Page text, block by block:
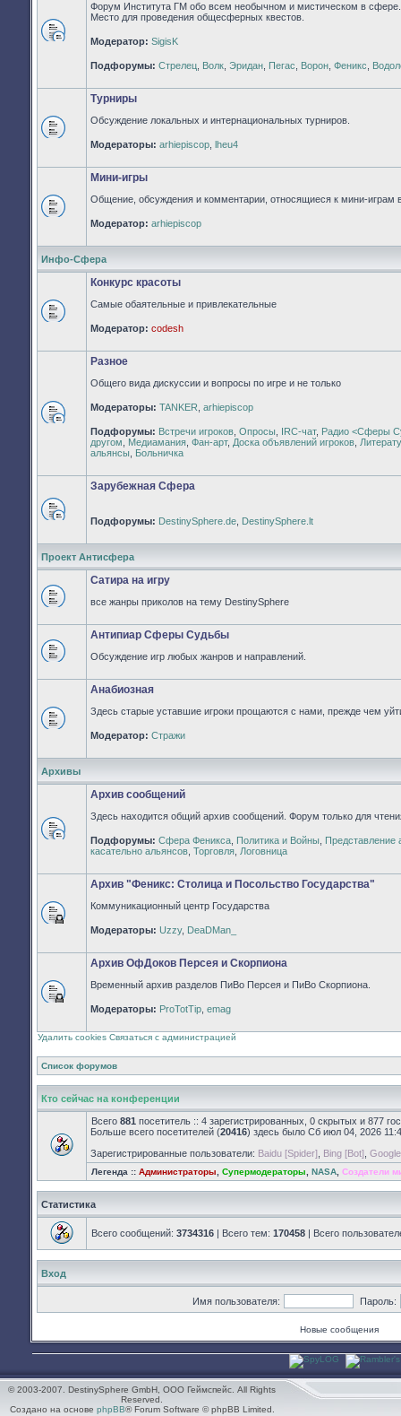
Нет
сообщений
Форум Института ГМ обо всем необычном и мистическом в сфере.
Место для проведения общесферных квестов.
Модератор: SigisK
Подфорумы: Стрелец Волк Эридан Пегас Ворон Феникс
Нет
непрочитанных
Турниры
Обсуждение локальных и интернациональных турниров.
Модераторы: arhiepiscop lheu4
Нет
непрочитанных
Мини-игры
Общение, обсуждения и комментарии, относящиеся к мини-играм
Модератор: arhiepiscop
Инфо-Сфера
Нет
непрочитанных
Конкурс красоты
Самые обаятельные и привлекательные
Модератор: codesh
Нет
непрочитанных
сообщений
Разное
Общего вида дискуссии и вопросы по игре и не только
Модераторы: TANKER arhiepiscop
Подфорумы: Встречи игроков Опросы IRC-чат, Радио <Сферы
другом
Медиамания Фан-арт, Доска объявлений игроков
альянсы Больничка
Нет
сообщений
Зарубежная Сфера
Подфорумы: DestinySphere.de DestinySphere.lt
Проект Антисфера
сообщений
Сатира на игру
все жанры приколов на тему DestinySphere
сообщений
Антипиар Сферы Судьбы
Обсуждение игр любых жанров и направлений.
Нет
непрочитанных
Анабиозная
Здесь старые уставшие игроки прощаются с нами, прежде чем
Модератор: Стражи
Архивы
Нет
непрочитанных
Архив сообщений
Здесь находится общий архив сообщений. Форум только для
Подфорумы: Сфера Феникса Политика и Войны Представление
касательно альянсов Торговля Логовница
Форум
закрыт
Архив "Феникс: Столица и Посольство Государства"
Коммуникационный центр Государства
Модераторы: Uzzy, DeaDMan_
Форум
закрыт
Архив ОфДоков Персея и Скорпиона
Временный архив разделов ПиВо Персея и ПиВо Скорпиона.
Модераторы: ProTotTip emag
Удалить cookies Связаться с администрацией
Список форумов
Кто сейчас на конференции
Всего 881 посетитель :: 4 зарегистрированных, 0 скрытых и 877
Больше всего посетителей (20416) здесь было Сб июл 04, 2026
Зарегистрированные пользователи: Baidu [Spider] Bing [Bot]
Легенда :: Администраторы Супермодераторы NASA Создатели
Статистика
Всего сообщений: 3734316 | Всего тем: 170458 | Всего
Вход
Имя пользователя: Пароль:
Новые сообщения
© 2003-2007. DestinySphere GmbH, ООО Геймспейс. All Rights
Reserved.
Создано на основе phpBB® Forum Software © phpBB Limited.